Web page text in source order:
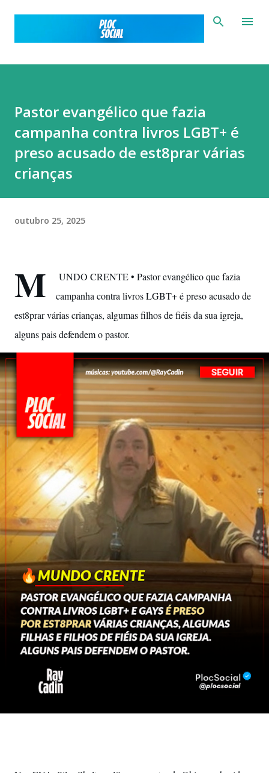
Pular para o conteúdo principal
Pastor evangélico que fazia
campanha contra livros LGBT+ é
preso acusado de est8prar várias
crianças
outubro 25, 2025
M
UNDO CRENTE • Pastor evangélico que fazia
campanha contra livros LGBT+ é preso acusado de
est8prar várias crianças, algumas filhos de fiéis da sua igreja,
alguns pais defendem o pastor.